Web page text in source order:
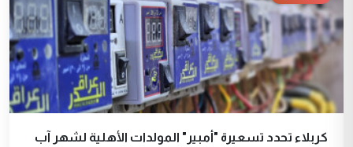
كربلاء تحدد تسعيرة "أمبير" المولدات الأهلية لشهر آب